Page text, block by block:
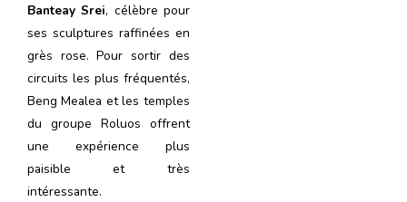
Banteay Srei, célèbre pour
ses sculptures raffinées en
grès rose. Pour sortir des
circuits les plus fréquentés,
Beng Mealea et les temples
du groupe Roluos offrent
une expérience plus
paisible et très
intéressante.